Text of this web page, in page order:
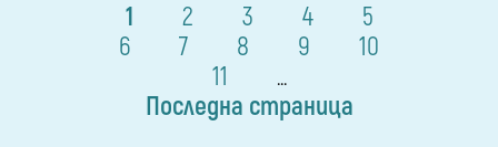
1 2 3 4
5
6
7 8 9
10
11
...
Последна страница